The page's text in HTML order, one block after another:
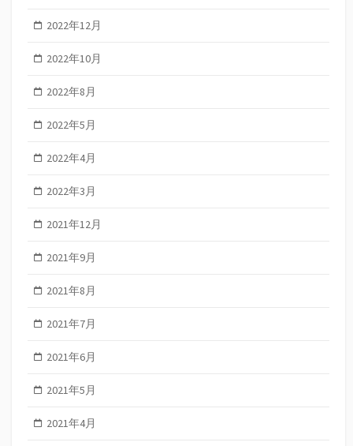
2022年12月
2022年10月
2022年8月
2022年5月
2022年4月
2022年3月
2021年12月
2021年9月
2021年8月
2021年7月
2021年6月
2021年5月
2021年4月